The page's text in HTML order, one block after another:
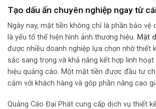
Tạo dấu ấn chuyên nghiệp ngay từ
Ngày nay, mặt tiền không chỉ là phần bảo vệ
là yếu tố thể hiện hình ảnh thương hiệu. Mặt
được nhiều doanh nghiệp lựa chọn nhờ thiết
sắc sang trọng và khả năng kết hợp linh hoạt
hiệu quảng cáo. Một mặt tiền được đầu tư
cảm với khách hàng và góp phần nâng cao
Quảng Cáo Đại Phát cung cấp dịch vụ thiết